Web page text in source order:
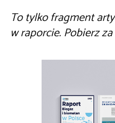
To tylko fragment
w raporcie. Pobierz